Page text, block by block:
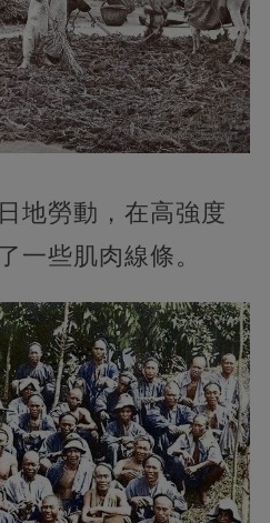
地勞動，在高強度
一些肌肉線條。